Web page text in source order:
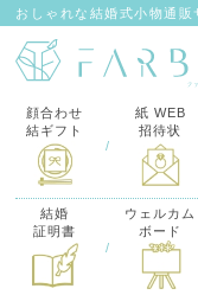
おしゃれな結婚式小物通
顔合わせ
結ギフト
/
紙 WEB
招待状
結婚
証明書
/
ウェルカム
ボード